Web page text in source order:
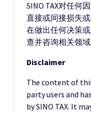
SINO TAX对任何
直接或间接损失
在做出任何决策
查并咨询相关领域
Disclaimer
The content of
party users and
by SINO TAX. It